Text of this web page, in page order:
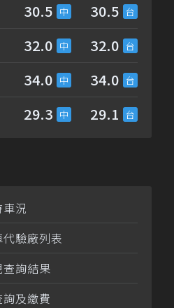
30.5 30.5
32.0 32.0
34.0 34.0
29.3 29.1
況
驗廠列表
詢結果
及繳費